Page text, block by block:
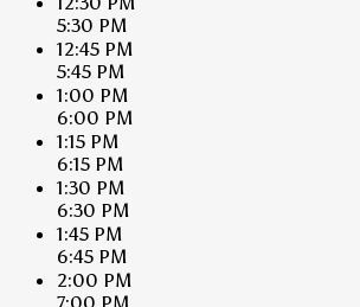
5:30 PM
12:45 PM
5:45 PM
1:00 PM
6:00 PM
1:15 PM
6:15 PM
1:30 PM
6:30 PM
1:45 PM
6:45 PM
2:00 PM
7:00 PM